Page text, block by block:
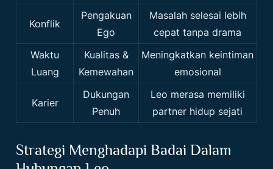
Konflik
Pengakuan
Ego
Masalah selesai lebih
cepat tanpa drama
Waktu
Luang
Kualitas &
Kemewahan
Meningkatkan keintiman
emosional
Karier
Dukungan
Penuh
Leo merasa memiliki
partner hidup sejati
Strategi Menghadapi Badai Dalam